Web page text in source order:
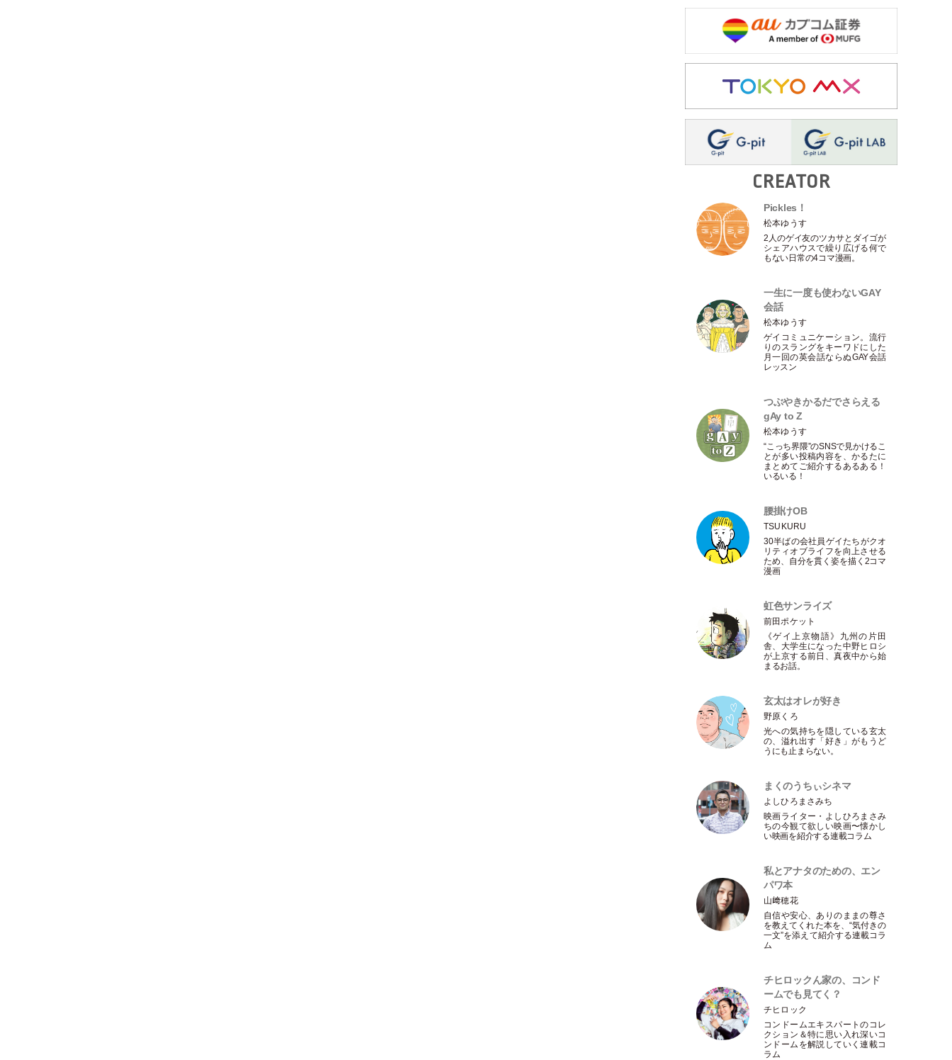
CREATOR
Pickles！
松本ゆうす
2人のゲイ友のツカサとダイゴが
シェアハウスで繰り広げる何で
もない日常の4コマ漫画。
一生に一度も使わないGAY
会話
松本ゆうす
ゲイコミュニケーション。流行
りのスラングをキーワドにした
月一回の英会話ならぬGAY会話
レッスン
つぶやきかるだでさらえる
gAy to Z
松本ゆうす
“こっち界隈”のSNSで見かけるこ
とが多い投稿内容を、かるたに
まとめてご紹介するあるある！
いるいる！
腰掛けOB
TSUKURU
30半ばの会社員ゲイたちがクオ
リティオブライフを向上させる
ため、自分を貫く姿を描く2コマ
漫画
虹色サンライズ
前田ポケット
《ゲイ上京物語》九州の片田
舎、大学生になった中野ヒロシ
が上京する前日、真夜中から始
まるお話。
玄太はオレが好き
野原くろ
光への気持ちを隠している玄太
の、溢れ出す 「好き 」がもうど
うにも止まらない。
まくのうちぃシネマ
よしひろまさみち
映画ライター ・ よしひろまさみ
ちの今観て欲しい映画〜懐かし
い映画を紹介する連載コラム
私とアナタのための、エン
パワ本
山﨑穂花
自信や安心、ありのままの尊さ
を教えてくれた本を、“気付きの
一文”を添えて紹介する連載コラ
ム
チヒロックん家の、コンド
ームでも見てく？
チヒロック
コンドームエキスパートのコレ
クション＆特に思い入れ深いコ
ンドームを解説していく連載コ
ラム